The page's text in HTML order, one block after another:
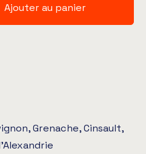
Ajouter au panier
Grenache, Cinsault,